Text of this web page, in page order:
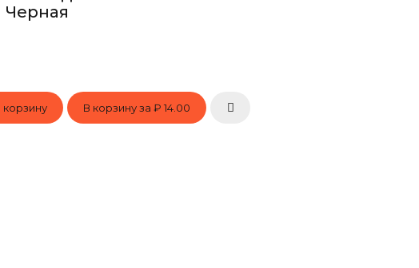
Черная
В корзину за ₽ 14.00